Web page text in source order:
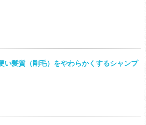
い髪質（剛毛）をやわらかくするシャンプ